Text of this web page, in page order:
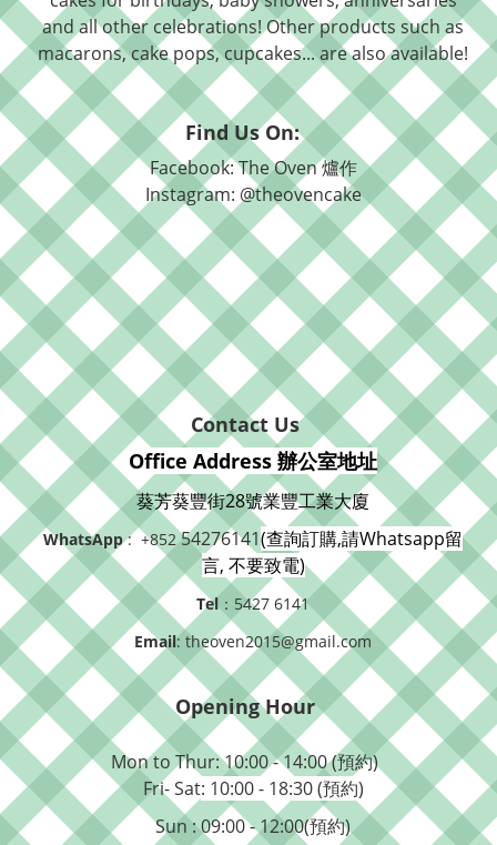
and all other celebrations! Other products such as
macarons, cake pops, cupcakes... are also available!
Find Us On:
Facebook: The Oven 爐作
Instagram: @theovencake
Contact Us
Office Address 辦公室地址
葵芳葵豐街28號業豐工業大廈
WhatsApp: +85254276141(查詢訂購,請Whatsapp留
言, 不要致電)
Tel：5427 6141
Email: theoven2015@gmail.com
Opening Hour
Mon to Thur: 10:00 - 14:00 (預約)
Fri- Sat: 10:00 - 18:30 (預約)
Sun : 09:00 - 12:00(預約)